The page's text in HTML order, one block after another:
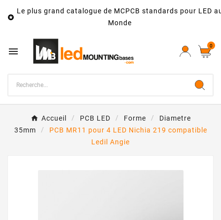

Le plus grand catalogue de MCPCB standards pour LED
Monde
 0
Accueil PCB LED Forme
Diametre
35mm
PCB MR11 pour 4 LED Nichia 219 compatible
Ledil Angie